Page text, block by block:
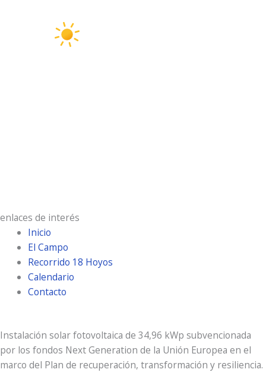
enlaces de interés
Inicio
El Campo
Recorrido 18 Hoyos
Calendario
Contacto
Instalación solar fotovoltaica de 34,96 kWp subvencionada
por los fondos Next Generation de la Unión Europea en el
marco del Plan de recuperación, transformación y resiliencia.